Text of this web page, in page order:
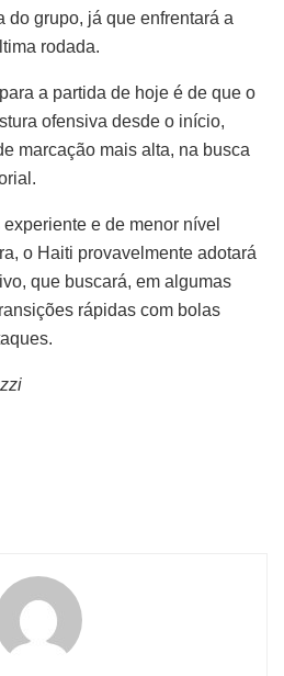
do grupo, já que enfrentará a
rodada.
a partida de hoje é de que o
ofensiva desde o início,
marcação mais alta, na busca
e de menor nível
o Haiti provavelmente adotará
que buscará, em algumas
rápidas com bolas